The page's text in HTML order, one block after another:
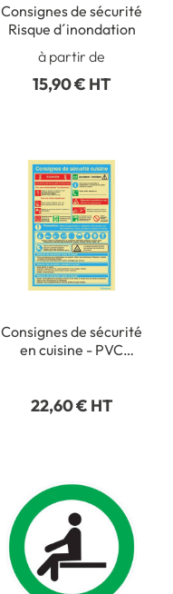
Consignes de sécurité
Risque d´inondation
à partir de
15,90 € HT
Consignes de sécurité
en cuisine - PVC
22,60 € HT